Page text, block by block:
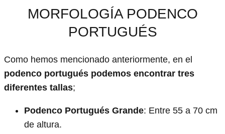
MORFOLOGÍA PODENCO
PORTUGUÉS
Como hemos mencionado anteriormente, en el
podenco portugués podemos encontrar tres
diferentes tallas;
Podenco Portugués Grande: Entre 55 a 70 cm
de altura.